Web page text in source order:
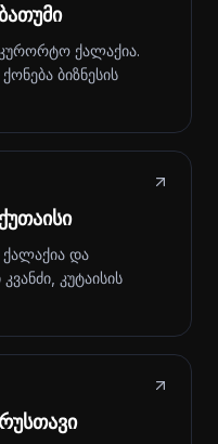
ქალაქია.
ბიზნესის
და
კუტაისის